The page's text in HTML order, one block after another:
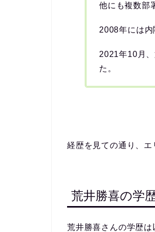
他にも複数部
2008年には内
2021年10月
た。
経歴を見ての通り、エ
荒井勝喜の学
荒井勝喜さんの学歴は